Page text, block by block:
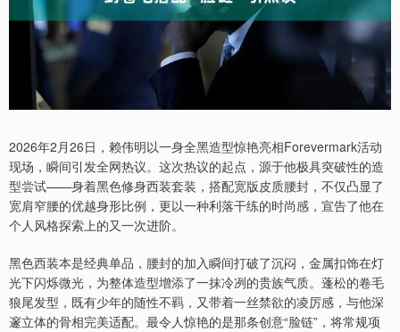
2026年2月26日，赖伟明以一身全黑造型惊艳亮相Forevermark活动
现场，瞬间引发全网热议。这次热议的起点，源于他极具突破性的造
型尝试——身着黑色修身西装套装，搭配宽版皮质腰封，不仅凸显了
宽肩窄腰的优越身形比例，更以一种利落干练的时尚感，宣告了他在
个人风格探索上的又一次进阶。
黑色西装本是经典单品，腰封的加入瞬间打破了沉闷，金属扣饰在灯
光下闪烁微光，为整体造型增添了一抹冷冽的贵族气质。蓬松的卷毛
狼尾发型，既有少年的随性不羁，又带着一丝禁欲的凌厉感，与他深
邃立体的骨相完美适配。最令人惊艳的是那条创意“脸链”，将常规项